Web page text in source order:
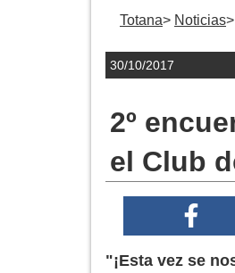
Totana Noticias
30/10/2017
2º
el Club
"¡Esta vez se